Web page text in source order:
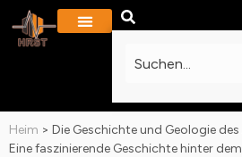
Heim > Die Geschichte und Geologie
Eine faszinierende Geschichte hinter